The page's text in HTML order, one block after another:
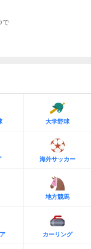
で
大学野球
海外サッカー
地方競馬
カーリング